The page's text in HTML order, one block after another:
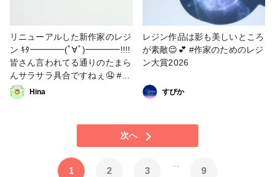
リニューアルした新作家のレジ
ン ｷﾀ━━━━(ﾟ∀ﾟ)━━━━!!!!
皆さん言われてる通りのたまら
んサラサラ具合ですねぇ🤤 #作
家のためのレジン大賞2026
Hina
レジン作品は影も美しいところ
が素敵😌💕 #作家のためのレジ
ン大賞2026
すぴか
次へ
1 2 3 9